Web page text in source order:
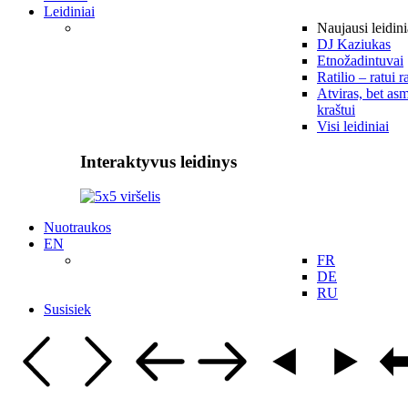
Leidiniai
Naujausi
DJ Kaziukas
Etnožadintuvai
Ratilio – ratui
Atviras, bet
kraštui
Visi leidiniai
Interaktyvus leidinys
Nuotraukos
EN
FR
DE
RU
Susisiek